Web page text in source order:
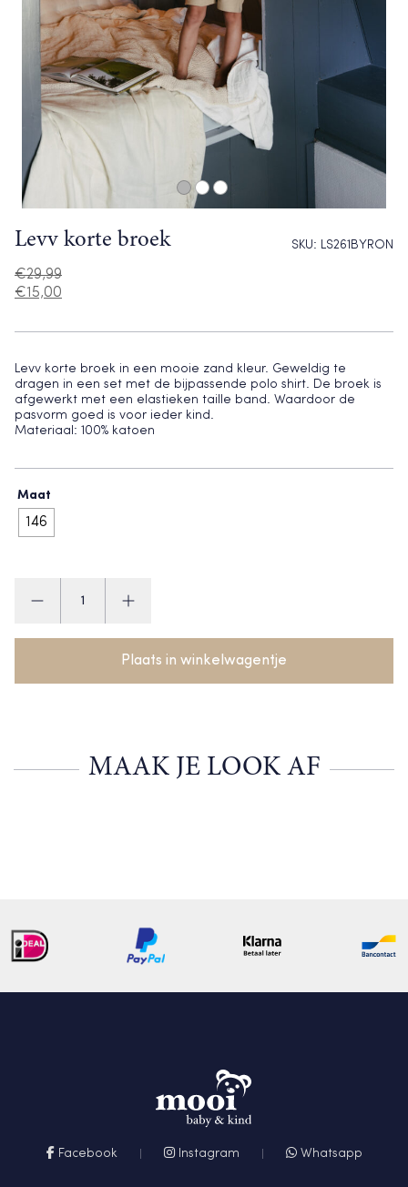
Levv korte broek SKU: LS261BYRON
€29,99
€15,00
Levv korte broek in een mooie zand kleur. Geweldig te
dragen in een set met de bijpassende polo shirt. De broek is
afgewerkt met een elastieken taille band. Waardoor de
pasvorm goed is voor ieder kind.
Materiaal: 100% katoen
Maat
146
korte
Plaats in winkelwagentje
MAAK JE LOOK AF
Facebook Instagram Whatsapp